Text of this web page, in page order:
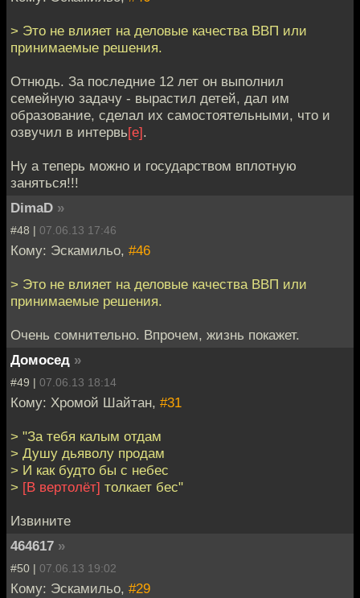
> Это не влияет на деловые качества ВВП или
принимаемые решения.
Отнюдь. За последние 12 лет он выполнил
семейную задачу - вырастил детей, дал им
образование, сделал их самостоятельными, что и
озвучил в интервь[е].
Ну а теперь можно и государством вплотную
заняться!!!
DimaD »
#48 | 07.06.13 17:46
Кому: Эскамильо, #46
> Это не влияет на деловые качества ВВП или
принимаемые решения.
Очень сомнительно. Впрочем, жизнь покажет.
Домосед »
#49 | 07.06.13 18:14
Кому: Хромой Шайтан, #31
> "За тебя калым отдам
> Душу дьяволу продам
> И как будто бы с небес
> [В вертолёт] толкает бес"
Извините
464617 »
#50 | 07.06.13 19:02
Кому: Эскамильо, #29